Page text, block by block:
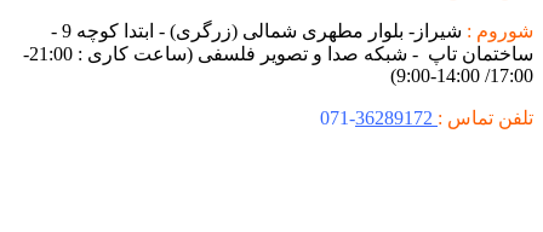
شوروم :
شیراز- بلوار مطهری شمالی (زرگری) - ابتدا کوچه 9 -
ساختمان تاپ - شبکه صدا و تصویر فلسفی (ساعت کاری : 21:00-
17:00/ 14:00-9:00)
تلفن تماس : -071